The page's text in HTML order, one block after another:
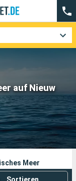
auf Nieuw
Meer